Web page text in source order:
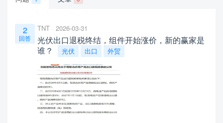
2
回答
TNT 2026-03-31
光伏出口退税终结，组件开始涨价，新的赢家是
谁？
光伏 出口 外贸